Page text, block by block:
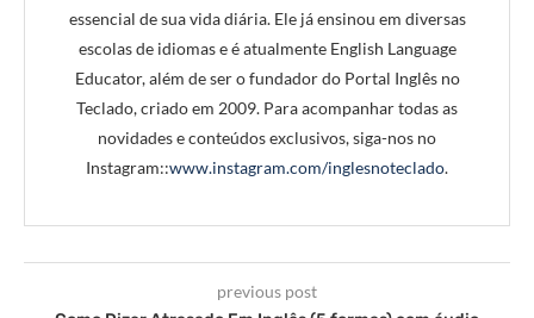
essencial de sua vida diária. Ele já ensinou em diversas
escolas de idiomas e é atualmente English Language
Educator, além de ser o fundador do Portal Inglês no
Teclado, criado em 2009. Para acompanhar todas as
novidades e conteúdos exclusivos, siga-nos no
Instagram::www.instagram.com/inglesnoteclado.
previous post